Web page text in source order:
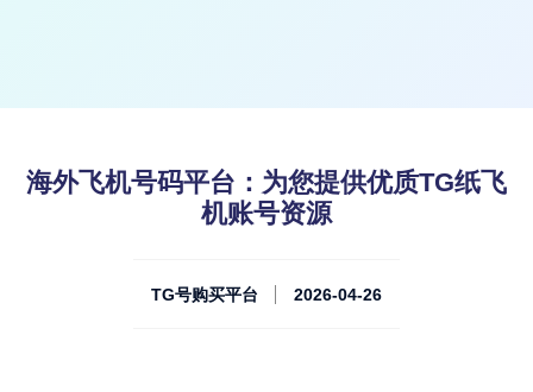
海外飞机号码平台：为您提供优质TG纸飞
机账号资源
TG号购买平台 2026-04-26